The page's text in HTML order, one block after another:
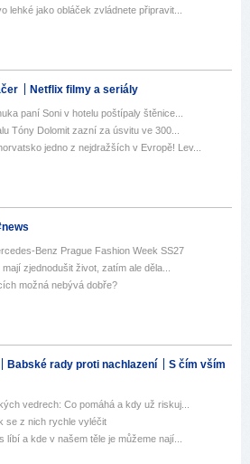
lehké jako obláček zvládnete připravit...
Netflix filmy a seriály
paní Soni v hotelu poštípaly štěnice...
Tóny Dolomit zazní za úsvitu ve 300...
jedno z nejdražších v Evropě! Lev...
Benz Prague Fashion Week SS27
zjednodušit život, zatím ale děla...
možná nebývá dobře?
Babské rady proti nachlazení
S čím vším
vedrech: Co pomáhá a kdy už riskuj...
se z nich rychle vyléčit
a kde v našem těle je můžeme nají...